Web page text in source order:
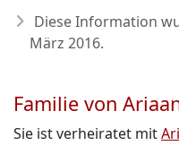
Diese Information
März 2016.
Familie von
Sie ist verheiratet mit